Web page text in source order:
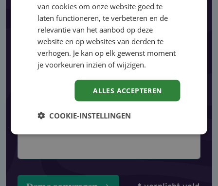
E-mailadres *
Telefoonnummer *
van cookies om onze website goed te
laten functioneren, te verbeteren en de
relevantie van het aanbod op deze
website en op websites van derden te
verhogen. Je kan op elk gewenst moment
je voorkeuren inzien of wijzigen.
ALLES ACCEPTEREN
COOKIE-INSTELLINGEN